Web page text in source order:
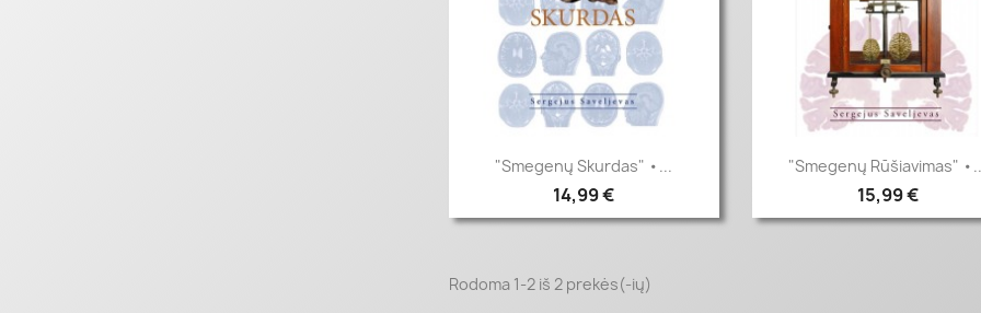
Greita peržiūra
"Smegenų Skurdas" •...
14,99 €
Greita peržiūra
"Smegenų Rūšiavimas"
15,99 €
Rodoma 1-2 iš 2 prekės(-ių)